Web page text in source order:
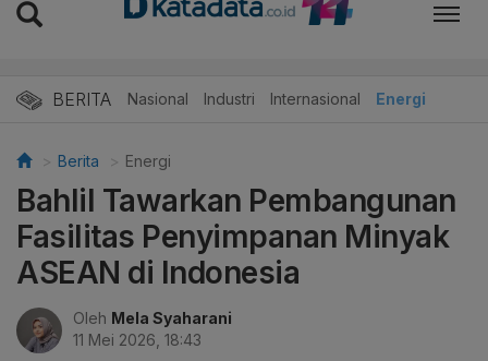
BERITA Nasional Industri Internasional Energi
Berita Energi
Bahlil Tawarkan Pembangunan
Fasilitas Penyimpanan Minyak
ASEAN di Indonesia
Oleh Mela Syaharani
11 Mei 2026, 18:43